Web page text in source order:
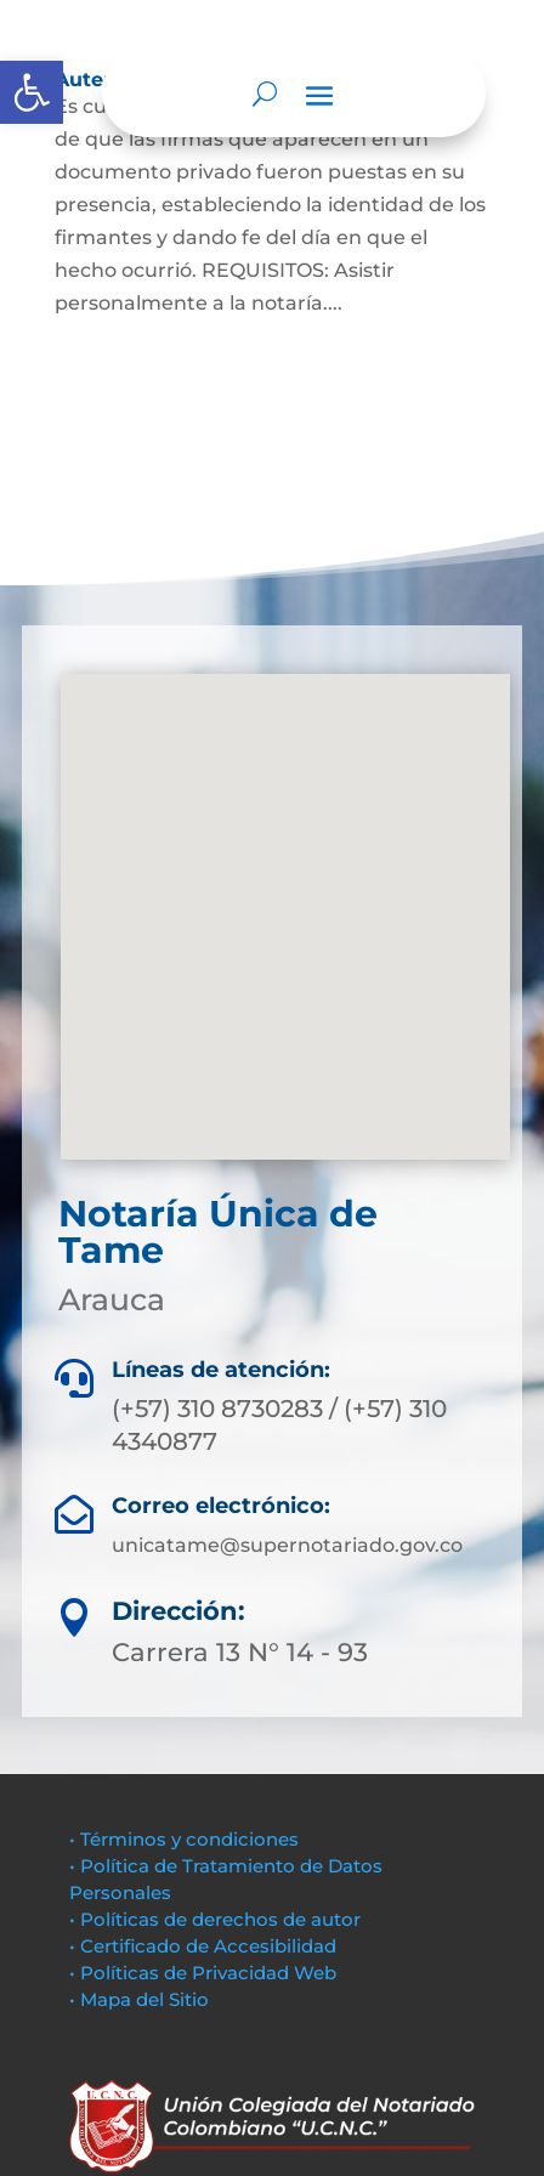
Abrir barra de herramientas
Autenticaciones
Es cuando el notario da testimonio escrito
de que las firmas que aparecen en un
documento privado fueron puestas en su
presencia, estableciendo la identidad de los
firmantes y dando fe del día en que el
hecho ocurrió. REQUISITOS: Asistir
personalmente a la notaría....
Notaría Única de
Tame
Arauca
 Líneas de atención:
(+57) 310 8730283 / (+57) 310
4340877
 Correo electrónico:
unicatame@supernotariado.gov.co

Dirección:
Carrera 13 N° 14 - 93
• Términos y condiciones
• Política de Tratamiento de Datos
Personales
• Políticas de derechos de autor
• Certificado de Accesibilidad
• Políticas de Privacidad Web
• Mapa del Sitio